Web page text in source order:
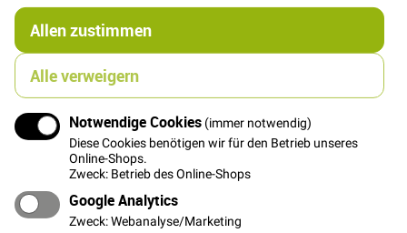
Allen zustimmen
Alle verweigern
Notwendige Cookies (immer notwendig)
Diese Cookies benötigen wir für den Betrieb unseres
Online-Shops.
Zweck: Betrieb des Online-Shops
Google Analytics
Zweck: Webanalyse/Marketing
In den Warenkorb
Details
Schwer fallender Viskose-Twill und schönem Glanz
von der Marke Light & Lush / Stof Dänemark